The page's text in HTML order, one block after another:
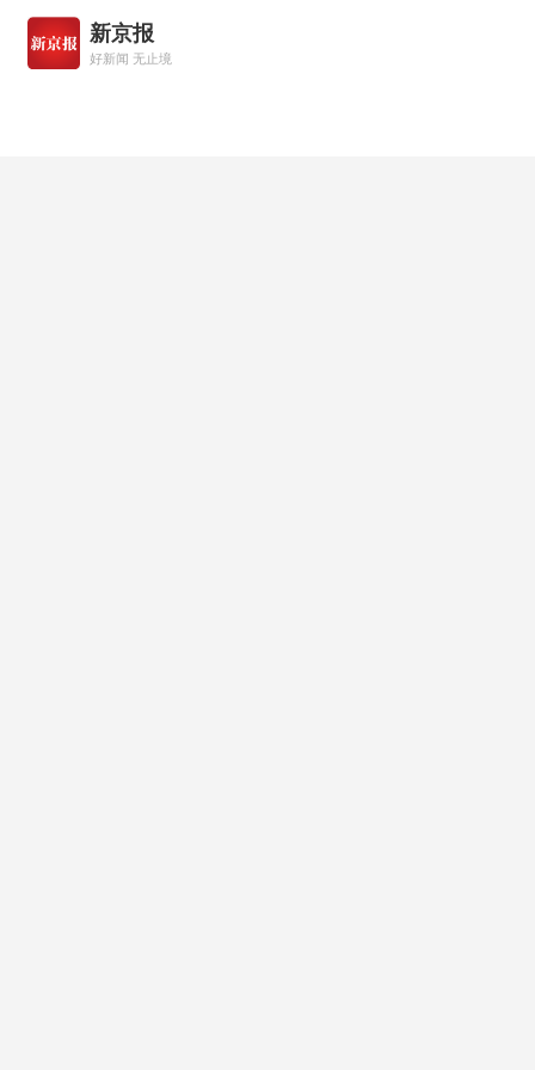
新京报
好新闻 无止境